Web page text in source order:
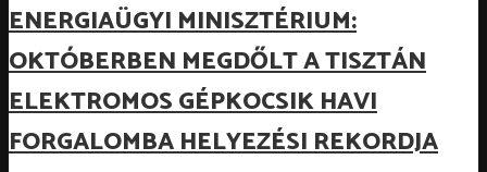
ENERGIAÜGYI MINISZTÉRIUM:
OKTÓBERBEN MEGDŐLT A TISZTÁN
ELEKTROMOS GÉPKOCSIK HAVI
FORGALOMBA HELYEZÉSI REKORDJA